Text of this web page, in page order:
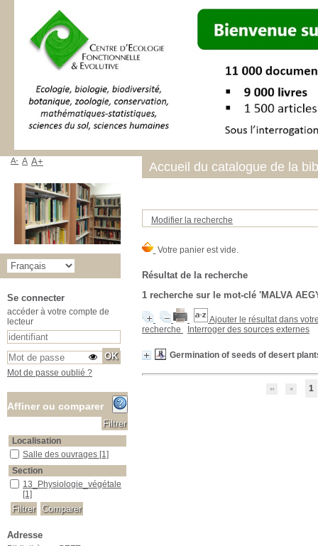
Modifier la recherche
Résultat de la recherche
1 recherche sur le mot-clé 'MALVA
Ajouter le résultat dans
recherche
Interroger des sources externes
Germination of seeds of desert
1
Accueil du catalogue de la
A- A A+
Se connecter
accéder à votre compte de
lecteur
Mot de passe oublié ?
Affiner ou comparer
Localisation
Salle des ouvrages
Salle des ouvrages [1]
Section
13_Physiologie_végétale
13_Physiologie_végétale
[1]
Adresse